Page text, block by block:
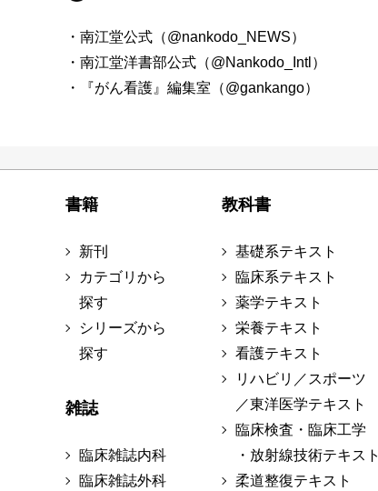
・南江堂公式（@nankodo_NEWS）
・南江堂洋書部公式（@Nankodo_Intl）
・『がん看護』編集室（@gankango）
書籍
新刊
カテゴリから
探す
シリーズから
探す
雑誌
臨床雑誌内科
臨床雑誌外科
教科書
基礎系テキスト
臨床系テキスト
薬学テキスト
栄養テキスト
看護テキスト
リハビリ／スポーツ
／東洋医学テキスト
臨床検査・臨床工学
・放射線技術テキスト
柔道整復テキスト